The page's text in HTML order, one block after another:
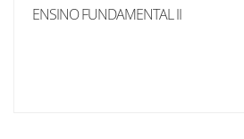
ENSINO FUNDAMENTAL II